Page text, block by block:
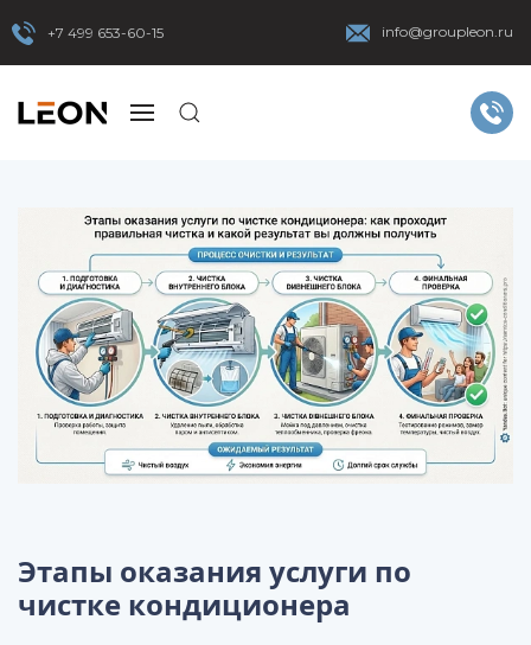
+7 499 653-60-15 info@groupleon.ru
Этапы оказания услуги по
чистке кондиционера